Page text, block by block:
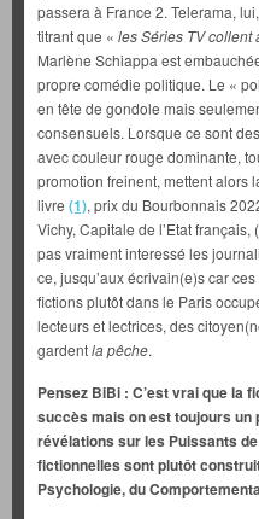
passera à France 2. Telerama,
titrant que « les Séries TV
Marlène Schiappa est
propre comédie politique. Le «
en tête de gondole mais
consensuels. Lorsque ce sont
avec couleur rouge dominante,
promotion freinent, mettent alors
livre (1), prix du Bourbonnais
Vichy, Capitale de l’Etat
pas vraiment interessé les
ce, jusqu’aux écrivain(e)s car
fictions plutôt dans le Paris
lecteurs et lectrices, des
gardentla pêche.
Pensez BiBi : C’est vrai que la
succès mais on est toujours un
révélations sur les Puissants
fictionnelles sont plutôt
Psychologie, du